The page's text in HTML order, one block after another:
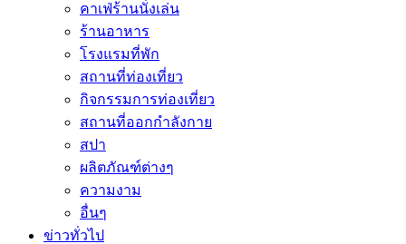
คาเฟ่ร้านนั่งเล่น
ร้านอาหาร
โรงแรมที่พัก
สถานที่ท่องเที่ยว
กิจกรรมการท่องเที่ยว
สถานที่ออกกำลังกาย
สปา
ผลิตภัณฑ์ต่างๆ
ความงาม
อื่นๆ
ข่าวทั่วไป